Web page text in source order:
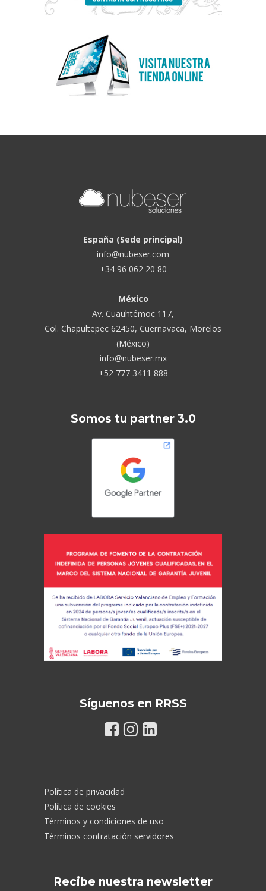
España (Sede principal)
info@nubeser.com
+34 96 062 20 80
México
Av. Cuauhtémoc 117,
Col. Chapultepec 62450, Cuernavaca, Morelos
(México)
info@nubeser.mx
+52 777 3411 888
Somos tu partner 3.0
Síguenos en RRSS
Política de privacidad
Política de cookies
Términos y condiciones de uso
Términos contratación servidores
Recibe nuestra newsletter